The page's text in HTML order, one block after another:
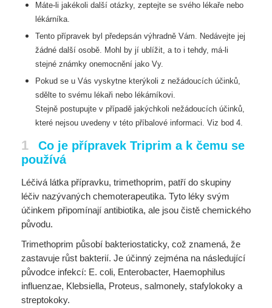
Máte-li jakékoli další otázky, zeptejte se svého lékaře nebo
lékárníka.
Tento přípravek byl předepsán výhradně Vám. Nedávejte jej
žádné další osobě. Mohl by jí ublížit, a to i tehdy, má-li
stejné známky onemocnění jako Vy.
Pokud se u Vás vyskytne kterýkoli z nežádoucích účinků,
sdělte to svému lékaři nebo lékárníkovi.
Stejně postupujte v případě jakýchkoli nežádoucích účinků,
které nejsou uvedeny v této příbalové informaci. Viz bod 4.
1
Co je přípravek Triprim a k čemu se
používá
Léčivá látka přípravku, trimethoprim, patří do skupiny
léčiv nazývaných chemoterapeutika. Tyto léky svým
účinkem připomínají antibiotika, ale jsou čistě chemického
původu.
Trimethoprim působí bakteriostaticky, což znamená, že
zastavuje růst bakterií. Je účinný zejména na následující
původce infekcí: E. coli, Enterobacter, Haemophilus
influenzae, Klebsiella, Proteus, salmonely, stafylokoky a
streptokoky.